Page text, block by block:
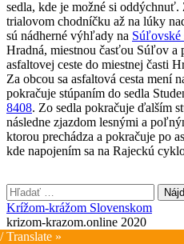
sedla, kde je možné si
trialovom chodníčku až na lúky
sú nádherné výhľady na Súľovské
Hradná, miestnou časťou Súľov a
asfaltovej ceste do miestnej časti
Za obcou sa asfaltová cesta mení
pokračuje stúpaním do sedla
8408. Zo sedla pokračuje ďalším
následne zjazdom lesnými a
ktorou prechádza a pokračuje po
kde napojením sa na Rajeckú
Hľadať:
Krížom-krážom Slovenskom
krizom-krazom.online 2020
Translate »